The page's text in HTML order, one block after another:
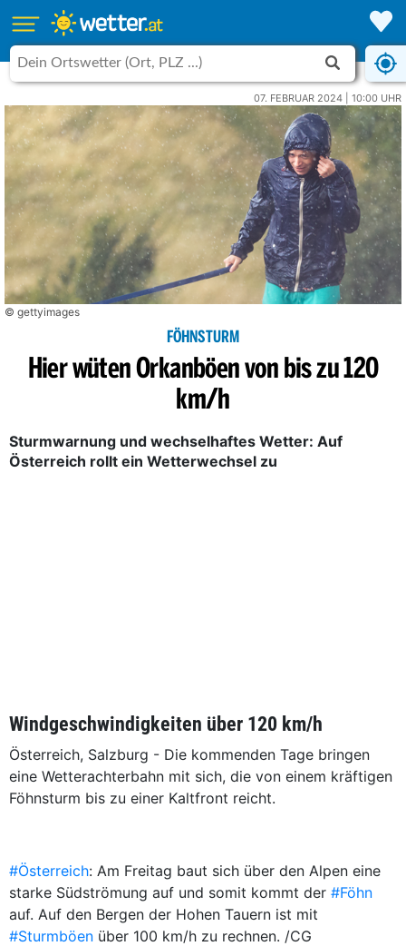
07. FEBRUAR 2024 | 10:00 UHR
© gettyimages
FÖHNSTURM
Hier wüten Orkanböen von bis zu 120
km/h
Sturmwarnung und wechselhaftes Wetter: Auf
Österreich rollt ein Wetterwechsel zu
Windgeschwindigkeiten über 120 km/h
Österreich, Salzburg - Die kommenden Tage bringen
eine Wetterachterbahn mit sich, die von einem kräftigen
Föhnsturm bis zu einer Kaltfront reicht.
#Österreich: Am Freitag baut sich über den Alpen eine
starke Südströmung auf und somit kommt der #Föhn
auf. Auf den Bergen der Hohen Tauern ist mit
#Sturmböen über 100 km/h zu rechnen. /CG